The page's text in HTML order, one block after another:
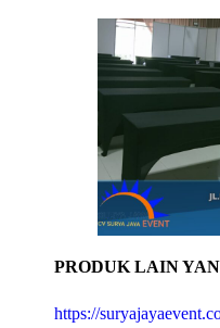
PRODUK LAIN
https://